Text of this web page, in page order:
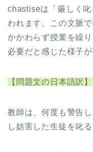
chastiseは「厳しく
われます。この文脈
かかわらず授業を繰
必要だと感じた様子
【問題文の日本語訳】
教師は、何度も警告
し妨害した生徒を叱